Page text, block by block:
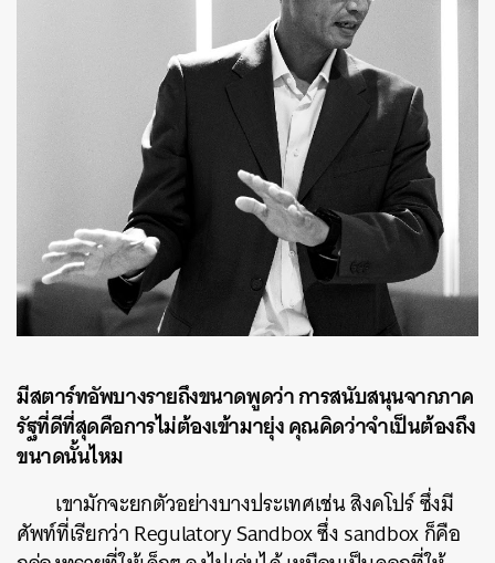
มีสตาร์ทอัพบางรายถึงขนาดพูดว่า การสนับสนุนจากภาค
รัฐที่ดีที่สุดคือการไม่ต้องเข้ามายุ่ง คุณคิดว่าจำเป็นต้องถึง
ขนาดนั้นไหม
เขามักจะยกตัวอย่างบางประเทศเช่น สิงคโปร์ ซึ่งมี
ศัพท์ที่เรียกว่า Regulatory Sandbox ซึ่ง sandbox ก็คือ